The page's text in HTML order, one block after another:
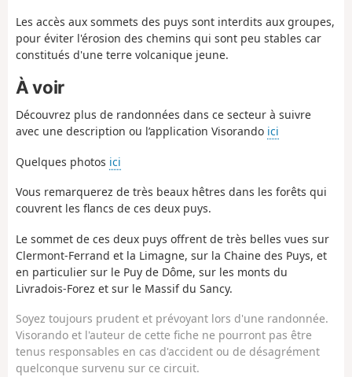
Les accès aux sommets des puys sont interdits aux groupes,
pour éviter l'érosion des chemins qui sont peu stables car
constitués d'une terre volcanique jeune.
À voir
Découvrez plus de randonnées dans ce secteur à suivre
avec une description ou l’application Visorando ici
Quelques photos ici
Vous remarquerez de très beaux hêtres dans les forêts qui
couvrent les flancs de ces deux puys.
Le sommet de ces deux puys offrent de très belles vues sur
Clermont-Ferrand et la Limagne, sur la Chaine des Puys, et
en particulier sur le Puy de Dôme, sur les monts du
Livradois-Forez et sur le Massif du Sancy.
Soyez toujours prudent et prévoyant lors d'une randonnée.
Visorando et l'auteur de cette fiche ne pourront pas être
tenus responsables en cas d'accident ou de désagrément
quelconque survenu sur ce circuit.